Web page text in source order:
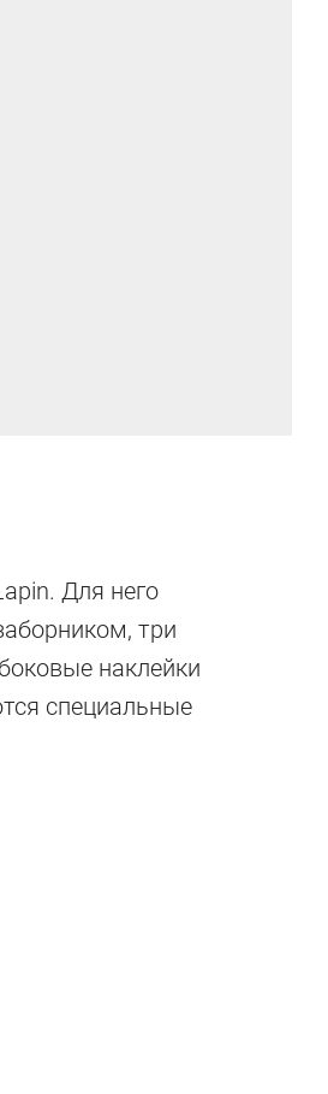
Для него
три
наклейки
специальные